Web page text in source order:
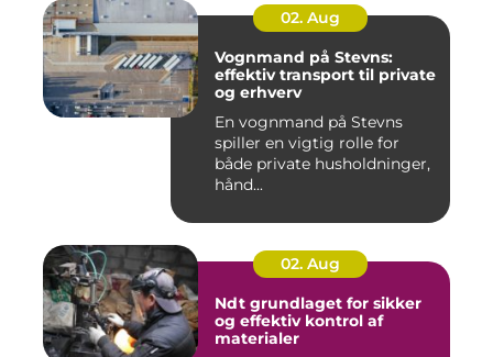
02. Aug
Vognmand på Stevns:
effektiv transport til private
og erhverv
En vognmand på Stevns
spiller en vigtig rolle for
både private husholdninger,
hånd...
02. Aug
Ndt grundlaget for sikker
og effektiv kontrol af
materialer